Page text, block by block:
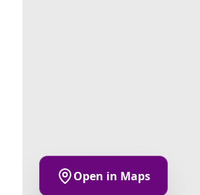
Open in Maps